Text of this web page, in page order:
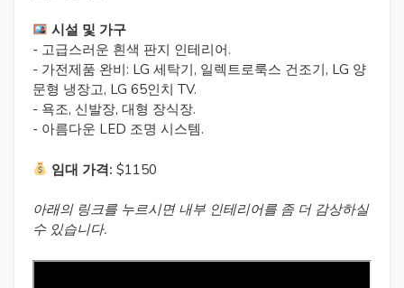
시설 및 가구
- 고급스러운 흰색 판지 인테리어.
- 가전제품 완비: LG 세탁기, 일렉트로룩스 건조기, LG 양
문형 냉장고, LG 65인치 TV.
- 욕조, 신발장, 대형 장식장.
- 아름다운 LED 조명 시스템.
임대 가격: $1150
아래의 링크를 누르시면 내부 인테리어를 좀 더 감상하실
수 있습니다.